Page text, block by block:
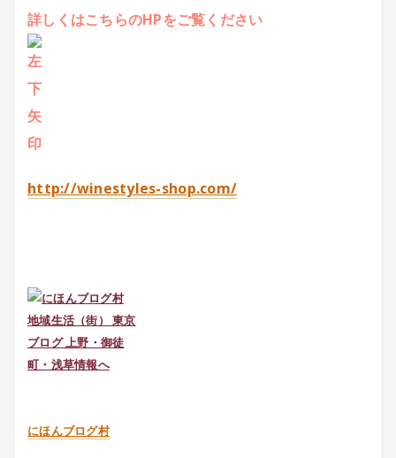
詳しくはこちらのHPをご覧ください
http://winestyles-shop.com/
にほんブログ村